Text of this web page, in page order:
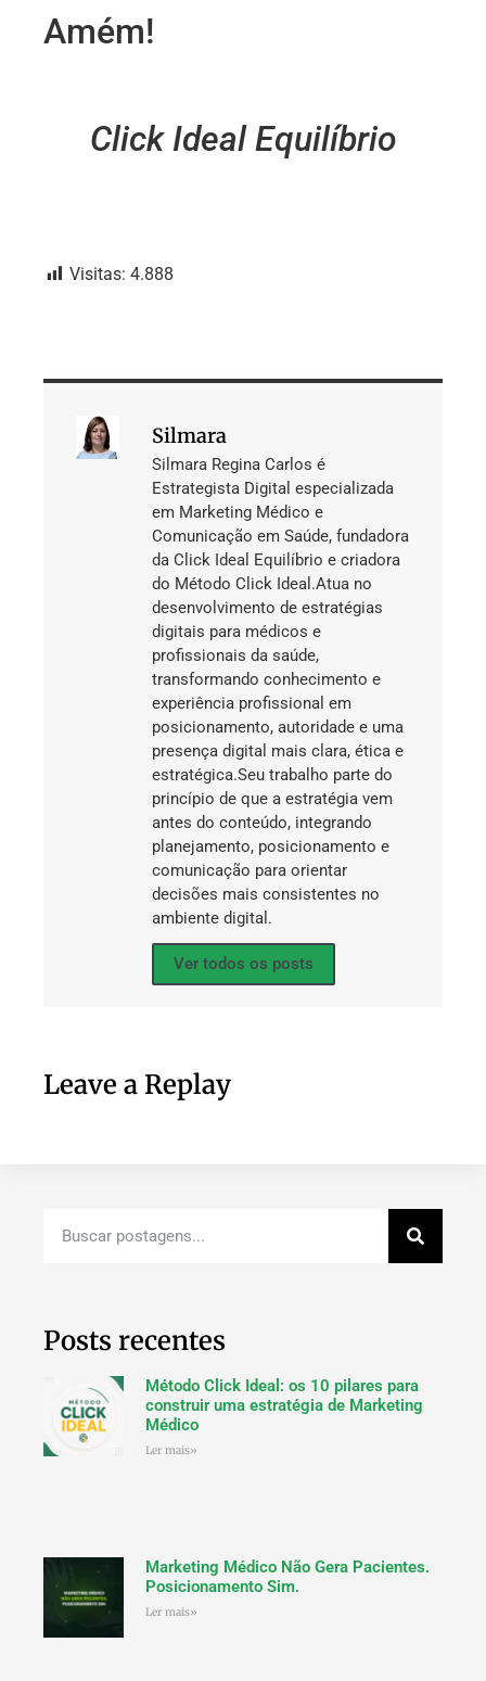
Amém!
Click Ideal Equilíbrio
Visitas: 4.888
Silmara
Silmara Regina Carlos é
Estrategista Digital especializada
em Marketing Médico e
Comunicação em Saúde, fundadora
da Click Ideal Equilíbrio e criadora
do Método Click Ideal.Atua no
desenvolvimento de estratégias
digitais para médicos e
profissionais da saúde,
transformando conhecimento e
experiência profissional em
posicionamento, autoridade e uma
presença digital mais clara, ética e
estratégica.Seu trabalho parte do
princípio de que a estratégia vem
antes do conteúdo, integrando
planejamento, posicionamento e
comunicação para orientar
decisões mais consistentes no
ambiente digital.
Ver todos os posts
Leave a Replay
Posts recentes
Método Click Ideal: os 10 pilares para
construir uma estratégia de Marketing
Médico
Ler mais»
Marketing Médico Não Gera Pacientes.
Posicionamento Sim.
Ler mais»